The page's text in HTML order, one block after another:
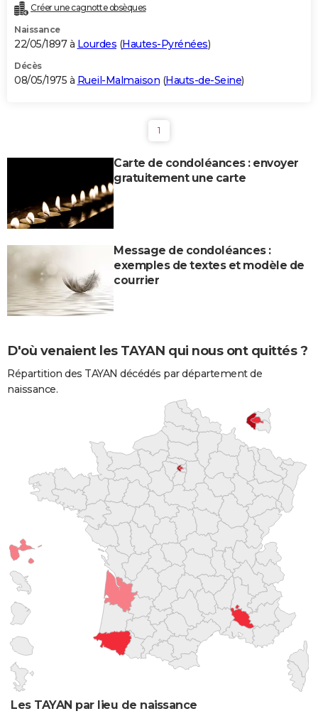
Créer une cagnotte obsèques
Naissance
22/05/1897 à Lourdes (Hautes-Pyrénées)
Décès
08/05/1975 à Rueil-Malmaison (Hauts-de-Seine)
1
Carte de condoléances : envoyer
gratuitement une carte
Message de condoléances :
exemples de textes et modèle de
courrier
D'où venaient les TAYAN qui nous ont quittés ?
Répartition des TAYAN décédés par département de
naissance.
Les TAYAN par lieu de naissance